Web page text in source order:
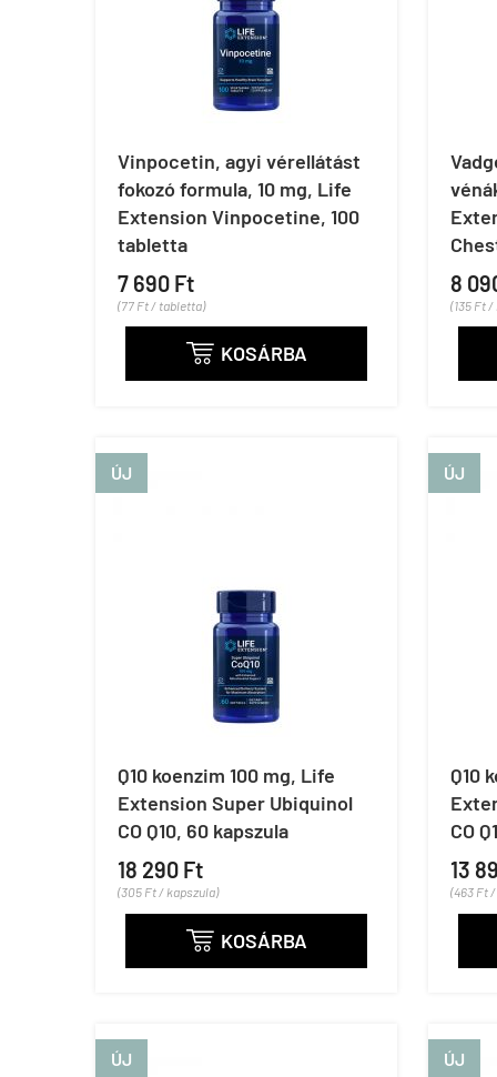
Vinpocetin, agyi vérellátást
fokozó formula, 10 mg, Life
Extension Vinpocetine, 100
tabletta
7 690 Ft
(77 Ft / tabletta)
 KOSÁRBA
8
(135 Ft
ÚJ
Q10 koenzim 100 mg, Life
Extension Super Ubiquinol
CO Q10, 60 kapszula
18 290 Ft
(305 Ft / kapszula)
 KOSÁRBA
ÚJ
Q10
CO
13
(463 Ft
ÚJ ÚJ